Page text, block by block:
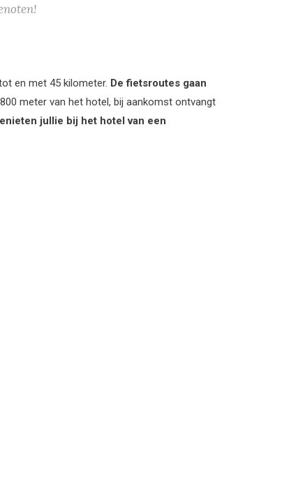
en met 45 kilometer. De fietsroutes gaan
meter van het hotel, bij aankomst ontvangt
jullie bij het hotel van een